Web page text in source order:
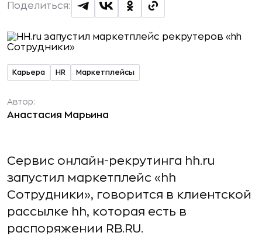
Поделиться:
Карьера HR Маркетплейсы
Автор:
Анастасия Марьина
Сервис онлайн-рекрутинга hh.ru
запустил маркетплейс «hh
Сотрудники», говорится в клиентской
рассылке hh, которая есть в
распоряжении RB.RU.